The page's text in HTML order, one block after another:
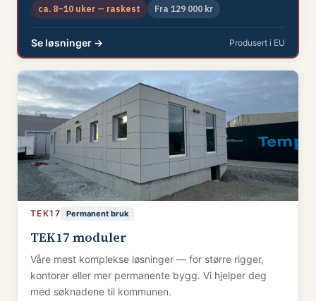
ca. 8–10 uker — raskest Fra 129 000 kr
Se løsninger → Produsert i EU
TEK17 Permanent bruk
TEK17 moduler
Våre mest komplekse løsninger — for større rigger,
kontorer eller mer permanente bygg. Vi hjelper deg
med søknadene til kommunen.